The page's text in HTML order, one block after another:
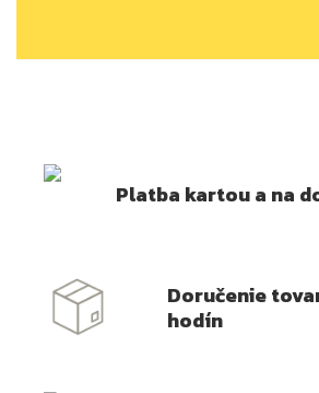
Platba kartou a na
Doručenie
hodín